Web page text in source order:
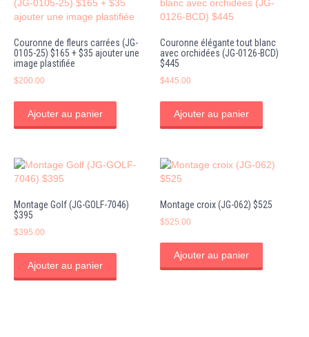
Couronne de fleurs carrées (JG-
0105-25) $165 + $35 ajouter une
image plastifiée
$200.00
Ajouter au panier
Couronne élégante tout blanc
avec orchidées (JG-0126-BCD)
$445
$445.00
Ajouter au panier
Montage Golf (JG-GOLF-7046)
$395
$395.00
Ajouter au panier
Montage croix (JG-062) $525
$525.00
Ajouter au panier